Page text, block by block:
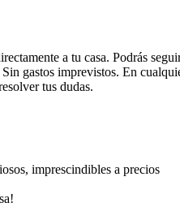
a tu casa. Podrás
gastos imprevistos. En
tus dudas.
imprescindibles a precios